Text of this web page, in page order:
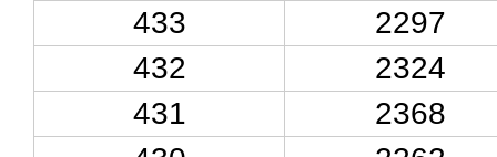
433
2297
432
2324
431
2368